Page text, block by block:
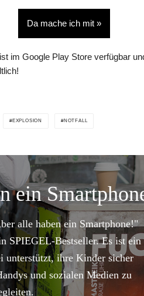
Da mache ich mit »
im Google Play Store verfügbar
EXPLOSION NOTFALL
ein
alle haben ein Smartphone!"
SPIEGEL-Bestseller. Es ist ein
unterstützt, ihre Kinder sicher
und sozialen Medien zu